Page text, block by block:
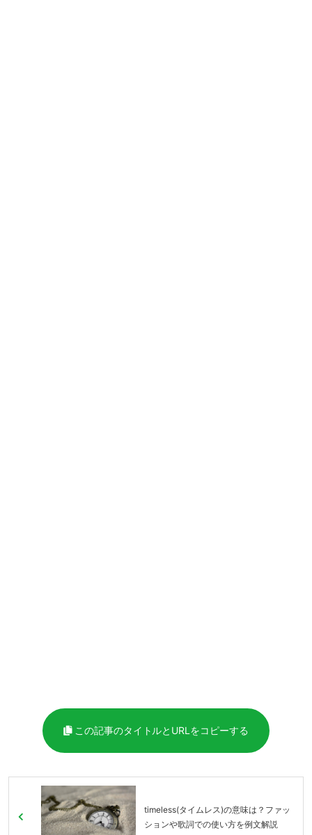
この記事のタイトルとURLをコピーする
timeless(タイムレス)の意味は？ファッ
ションや歌詞での使い方を例文解説